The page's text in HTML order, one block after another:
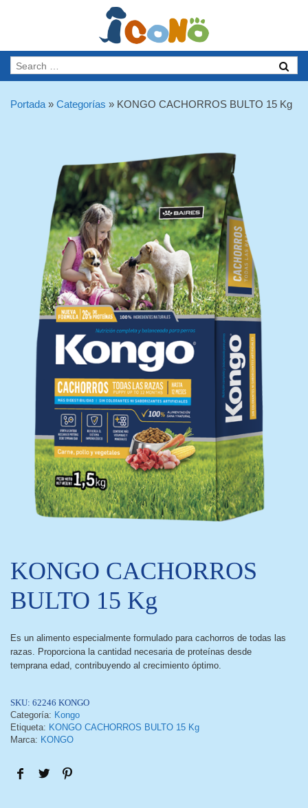
Portada » Categorías » KONGO CACHORROS BULTO 15 Kg
KONGO CACHORROS
BULTO 15 Kg
Es un alimento especialmente formulado para cachorros de todas las
razas. Proporciona la cantidad necesaria de proteínas desde
temprana edad, contribuyendo al crecimiento óptimo.
SKU: 62246 KONGO
Categoría: Kongo
Etiqueta: KONGO CACHORROS BULTO 15 Kg
Marca: KONGO